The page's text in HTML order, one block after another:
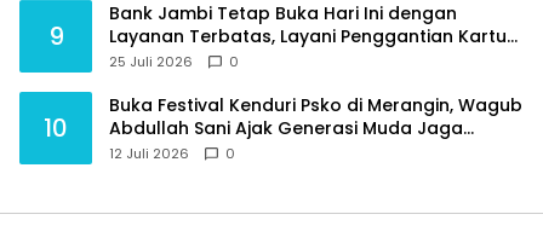
9
Bank Jambi Tetap Buka Hari Ini dengan
Layanan Terbatas, Layani Penggantian Kartu
ATM dan Perubahan PIN
25 Juli 2026 0
10
Buka Festival Kenduri Psko di Merangin, Wagub
Abdullah Sani Ajak Generasi Muda Jaga
Budaya dan Jauhi Narkoba
12 Juli 2026 0